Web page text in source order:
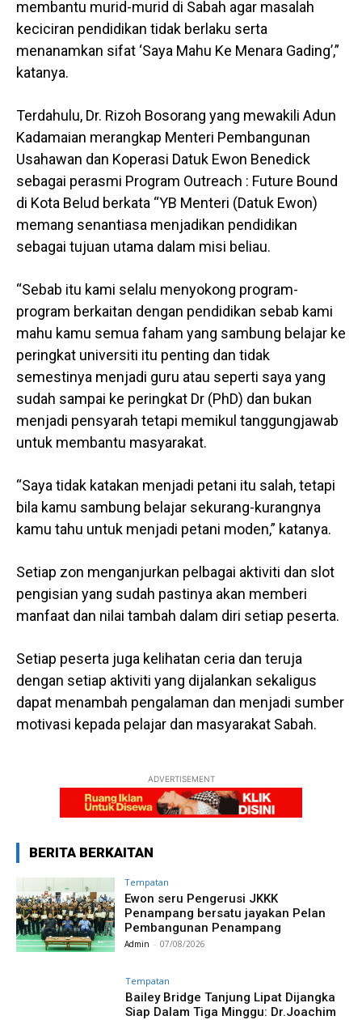
membantu murid-murid di Sabah agar masalah
keciciran pendidikan tidak berlaku serta
menanamkan sifat ‘Saya Mahu Ke Menara Gading’,”
katanya.
Terdahulu, Dr. Rizoh Bosorang yang mewakili Adun
Kadamaian merangkap Menteri Pembangunan
Usahawan dan Koperasi Datuk Ewon Benedick
sebagai perasmi Program Outreach : Future Bound
di Kota Belud berkata “YB Menteri (Datuk Ewon)
memang senantiasa menjadikan pendidikan
sebagai tujuan utama dalam misi beliau.
“Sebab itu kami selalu menyokong program-
program berkaitan dengan pendidikan sebab kami
mahu kamu semua faham yang sambung belajar ke
peringkat universiti itu penting dan tidak
semestinya menjadi guru atau seperti saya yang
sudah sampai ke peringkat Dr (PhD) dan bukan
menjadi pensyarah tetapi memikul tanggungjawab
untuk membantu masyarakat.
“Saya tidak katakan menjadi petani itu salah, tetapi
bila kamu sambung belajar sekurang-kurangnya
kamu tahu untuk menjadi petani moden,” katanya.
Setiap zon menganjurkan pelbagai aktiviti dan slot
pengisian yang sudah pastinya akan memberi
manfaat dan nilai tambah dalam diri setiap peserta.
Setiap peserta juga kelihatan ceria dan teruja
dengan setiap aktiviti yang dijalankan sekaligus
dapat menambah pengalaman dan menjadi sumber
motivasi kepada pelajar dan masyarakat Sabah.
ADVERTISEMENT
BERITA BERKAITAN
Tempatan
Ewon seru Pengerusi JKKK
Penampang bersatu jayakan Pelan
Pembangunan Penampang
Admin - 07/08/2026
Tempatan
Bailey Bridge Tanjung Lipat Dijangka
Siap Dalam Tiga Minggu: Dr.Joachim